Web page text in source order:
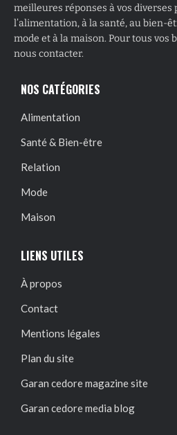
meilleures réponses à vos diverses
l’alimentation, à la santé, au bien-
mode et à la maison. Pour tous vos
nous contacter.
NOS CATÉGORIES
Alimentation
Santé & Bien-être
Relation
Mode
Maison
LIENS UTILES
À propos
Contact
Mentions légales
Plan du site
Garan cedore magazine site
Garan cedore media blog